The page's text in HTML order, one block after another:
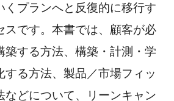
くプランへと反復的に移行す
スです。本書では、顧客が必
築する方法、構築・計測・学
する方法、製品／市場フィッ
などについて、リーンキャン